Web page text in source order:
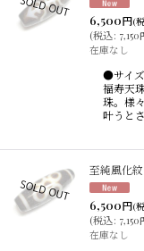
6,500円(
(税込: 7,150
在庫なし
●サイ
福寿天
珠。様
叶うと
至純風化
6,500円(
(税込: 7,150
在庫なし